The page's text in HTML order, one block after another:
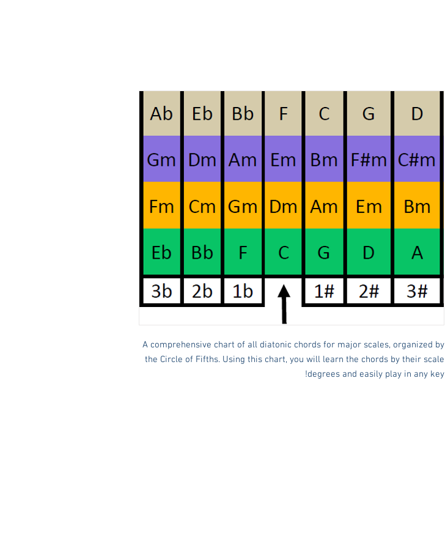
A comprehensive chart of all diatonic chords for major scales, organized by
the Circle of Fifths. Using this chart, you will learn the chords by their scale
degrees and easily play in any key!